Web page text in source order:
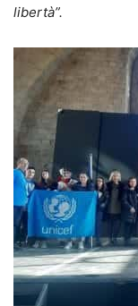
libertà”.